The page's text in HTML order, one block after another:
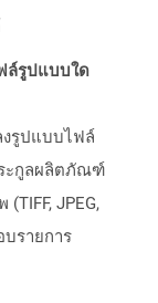
ล์รูปแบบใด
งรูปแบบไฟล์
ะกูลผลิตภัณฑ์
(TIFF, JPEG,
บรายการ